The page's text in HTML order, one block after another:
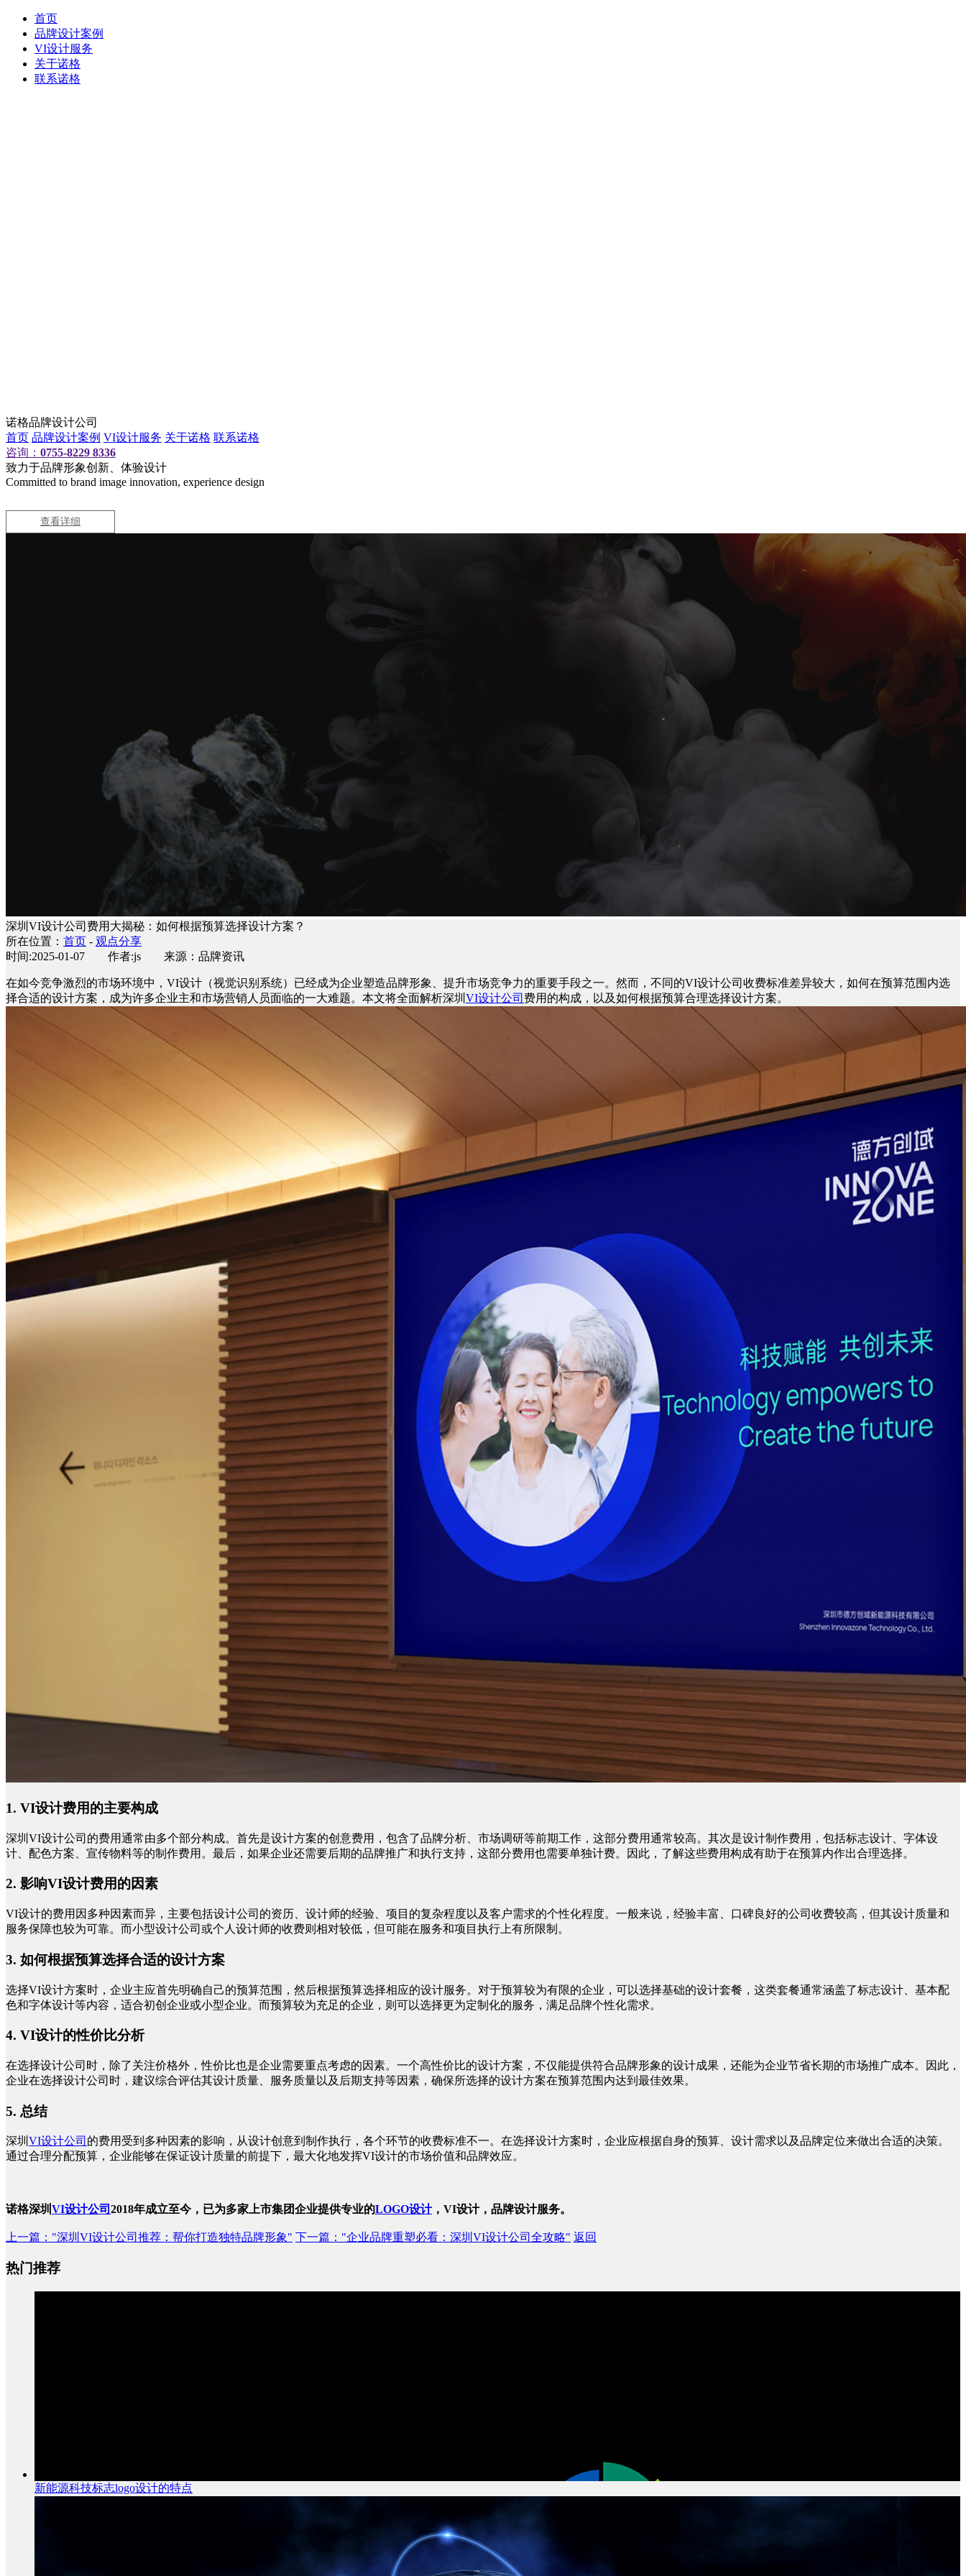
首页
品牌设计案例
VI设计服务
关于诺格
联系诺格
诺格品牌设计公司
首页 品牌设计案例 VI设计服务 关于诺格 联系诺格
咨询： 0755-8229 8336
致力于品牌形象创新、体验设计
Committed to brand image innovation, experience design
查看详细
深圳VI设计公司费用大揭秘：如何根据预算选择设计方案？
所在位置： 首页 - 观点分享
时间:2025-01-07 作者:js 来源：品牌资讯
在如今竞争激烈的市场环境中， VI设计（视觉识别系统）已经成为企业塑造品牌形象、提升市场竞争力的重要手段之一。然而，不同的VI设计公司收费标准差异较大，如何在预算范围内选
择合适的设计方案，成为许多企业主和市场营销人员面临的一大难题。本文将全面解析深圳 VI设计公司 费用的构成，以及如何根据预算合理选择设计方案。
1. VI设计费用的主要构成
深圳 VI设计公司的费用通常由多个部分构成。首先是设计方案的创意费用，包含了品牌分析、市场调研等前期工作，这部分费用通常较高。其次是设计制作费用，包括标志设计、字体设
计、配色方案、宣传物料等的制作费用。最后，如果企业还需要后期的品牌推广和执行支持，这部分费用也需要单独计费。因此，了解这些费用构成有助于在预算内作出合理选择。
2. 影响VI设计费用的因素
VI设计的费用因多种因素而异，主要包括设计公司的资历、设计师的经验、项目的复杂程度以及客户需求的个性化程度。一般来说，经验丰富、口碑良好的公司收费较高，但其设计质量和
服务保障也较为可靠。而小型设计公司或个人设计师的收费则相对较低，但可能在服务和项目执行上有所限制。
3. 如何根据预算选择合适的设计方案
选择VI设计方案时，企业主应首先明确自己的预算范围，然后根据预算选择相应的设计服务。对于预算较为有限的企业，可以选择基础的设计套餐，这类套餐通常涵盖了标志设计、基本配
色和字体设计等内容，适合初创企业或小型企业。而预算较为充足的企业，则可以选择更为定制化的服务，满足品牌个性化需求。
4. VI设计的性价比分析
在选择设计公司时，除了关注价格外，性价比也是企业需要重点考虑的因素。一个高性价比的设计方案，不仅能提供符合品牌形象的设计成果，还能为企业节省长期的市场推广成本。因此，
企业在选择设计公司时，建议综合评估其设计质量、服务质量以及后期支持等因素，确保所选择的设计方案在预算范围内达到最佳效果。
5. 总结
深圳 VI设计公司 的费用受到多种因素的影响，从设计创意到制作执行，各个环节的收费标准不一。在选择设计方案时，企业应根据自身的预算、设计需求以及品牌定位来做出合适的决策。
通过合理分配预算，企业能够在保证设计质量的前提下，最大化地发挥VI设计的市场价值和品牌效应。
诺格深圳 VI设计公司 2018年成立至今，已为多家上市集团企业提供专业的LOGO设计，VI设计，品牌设计服务。
上一篇 ："深圳VI设计公司推荐：帮你打造独特品牌形象" 下一篇 ："企业品牌重塑必看：深圳VI设计公司全攻略" 返回
热门推荐
新能源科技标志logo设计的特点